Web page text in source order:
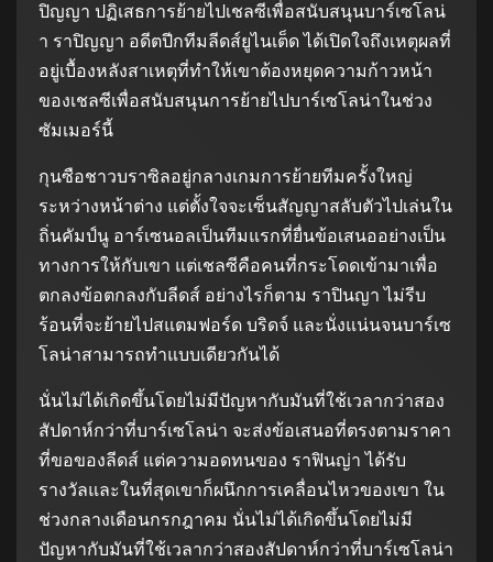
ปิญญา ปฏิเสธการย้ายไปเชลซีเพื่อสนับสนุนบาร์เซโลน่
า ราปิญญา อดีตปีกทีมลีดส์ยูไนเต็ด ได้เปิดใจถึงเหตุผลที่
อยู่เบื้องหลังสาเหตุที่ทําให้เขาต้องหยุดความก้าวหน้า
ของเชลซีเพื่อสนับสนุนการย้ายไปบาร์เซโลน่าในช่วง
ซัมเมอร์นี้
กุนซือชาวบราซิลอยู่กลางเกมการย้ายทีมครั้งใหญ่
ระหว่างหน้าต่าง แต่ตั้งใจจะเซ็นสัญญาสลับตัวไปเล่นใน
ถิ่นคัมป์นู อาร์เซนอลเป็นทีมแรกที่ยื่นข้อเสนออย่างเป็น
ทางการให้กับเขา แต่เชลซีคือคนที่กระโดดเข้ามาเพื่อ
ตกลงข้อตกลงกับลีดส์ อย่างไรก็ตาม ราปินญา ไม่รีบ
ร้อนที่จะย้ายไปสแตมฟอร์ด บริดจ์ และนั่งแน่นจนบาร์เซ
โลน่าสามารถทําแบบเดียวกันได้
นั่นไม่ได้เกิดขึ้นโดยไม่มีปัญหากับมันที่ใช้เวลากว่าสอง
สัปดาห์กว่าที่บาร์เซโลน่า จะส่งข้อเสนอที่ตรงตามราคา
ที่ขอของลีดส์ แต่ความอดทนของ ราฟินญ่า ได้รับ
รางวัลและในที่สุดเขาก็ผนึกการเคลื่อนไหวของเขา ใน
ช่วงกลางเดือนกรกฎาคม นั่นไม่ได้เกิดขึ้นโดยไม่มี
ปัญหากับมันที่ใช้เวลากว่าสองสัปดาห์กว่าที่บาร์เซโลน่า